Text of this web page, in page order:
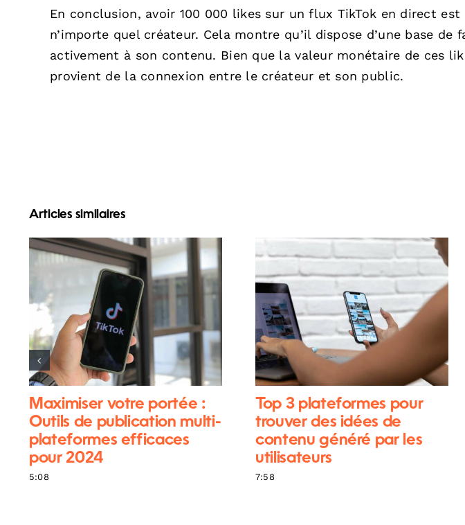
En conclusion, avoir 100 000 likes sur un flux TikTok en direct
n’importe quel créateur. Cela montre qu’il dispose d’une base de
activement à son contenu. Bien que la valeur monétaire de ces
provient de la connexion entre le créateur et son public.
Articles similaires
Maximiser votre portée :
Outils de publication multi-
plateformes efficaces
pour 2024
5:08
Top 3 plateformes pour
trouver des idées de
contenu généré par les
utilisateurs
7:58